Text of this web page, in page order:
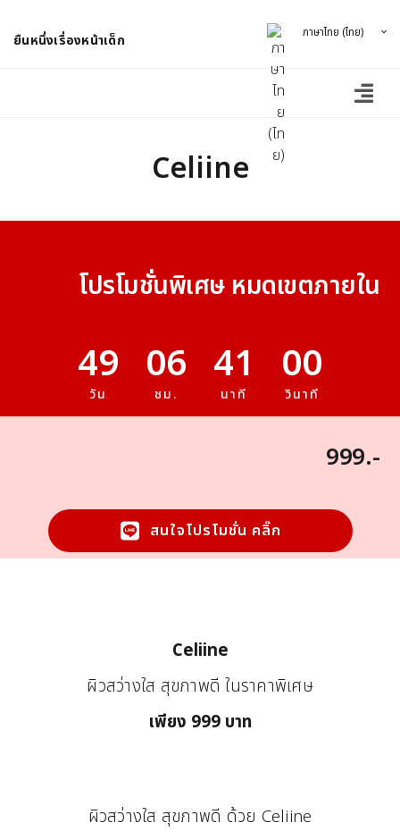
ยืนหนึ่งเรื่องหน้าเด็ก ภาษาไทย (ไทย)
Celiine
โปรโมชั่นพิเศษ หมดเขตภายใน
49
วัน
06
ชม.
41
นาที
00
วินาที
999.-
สนใจโปรโมชั่น คลิ๊ก
Celiine
ผิวสว่างใส สุขภาพดี ในราคาพิเศษ
เพียง 999 บาท
ผิวสว่างใส สุขภาพดี ด้วย Celiine